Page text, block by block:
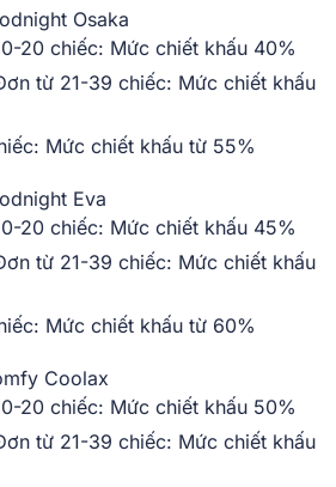
Osaka
20 chiếc: Mức chiết khấu 40%
từ 21-39 chiếc: Mức chiết khấu
Mức chiết khấu từ 55%
Eva
20 chiếc: Mức chiết khấu 45%
từ 21-39 chiếc: Mức chiết khấu
Mức chiết khấu từ 60%
Coolax
20 chiếc: Mức chiết khấu 50%
từ 21-39 chiếc: Mức chiết khấu